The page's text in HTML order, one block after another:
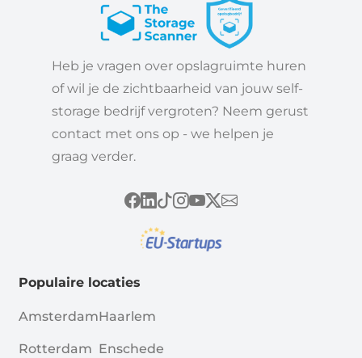
Heb je vragen over opslagruimte huren
of wil je de zichtbaarheid van jouw self-
storage bedrijf vergroten? Neem gerust
contact met ons op - we helpen je
graag verder.
Populaire locaties
Amsterdam
Rotterdam
Haarlem
Enschede